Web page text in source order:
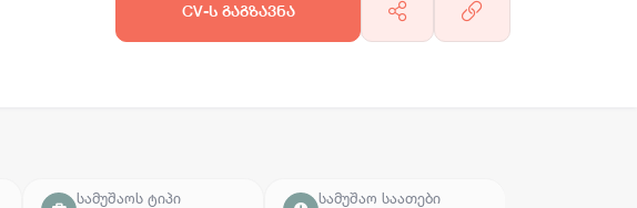
CV-ს გაგზავნა
სამუშაოს ტიპი
სამუშაო საათები